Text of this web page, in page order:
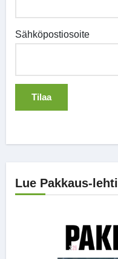
Sähköpostiosoite
Lue Pakkaus-lehti